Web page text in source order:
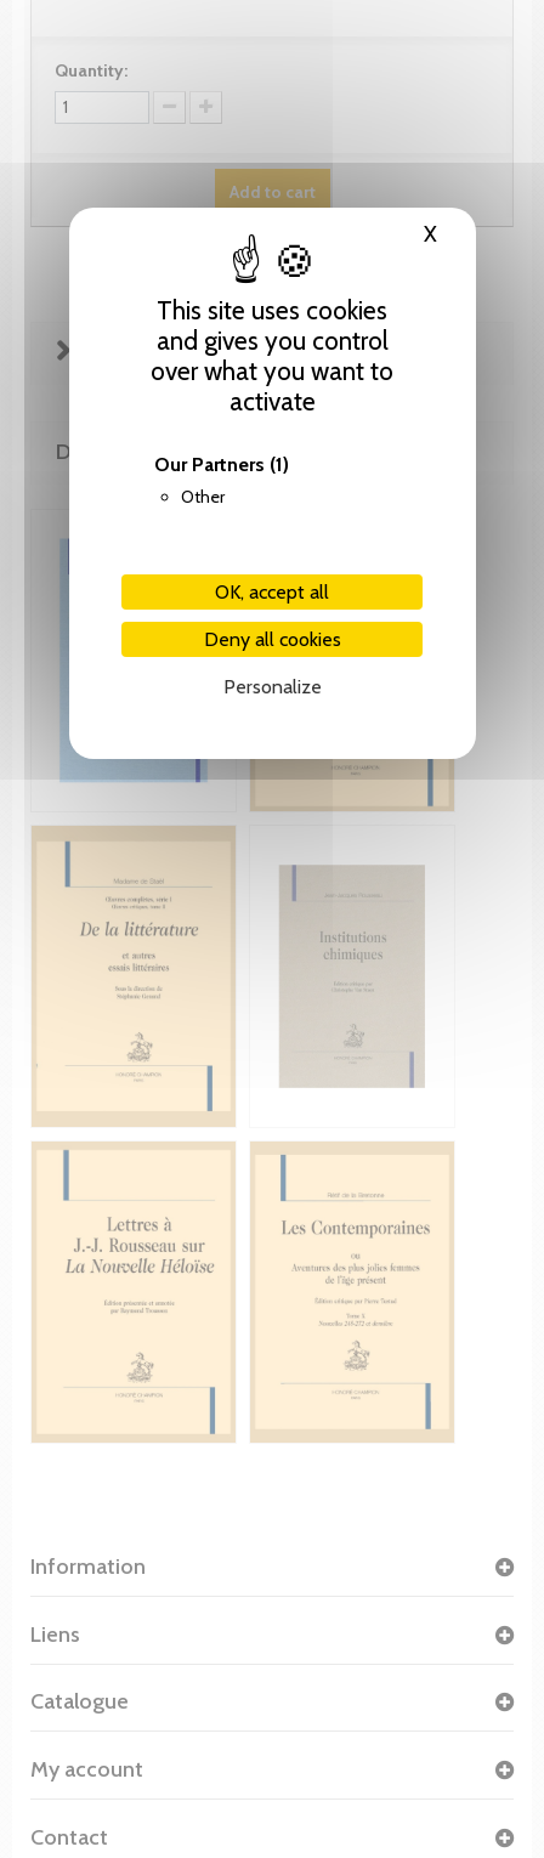
This site uses cookies
and gives you control
over what you want to
activate
Our Partners (1)
Other
OK, accept all
Deny all cookies
Personalize
XHide
Quantity:
Add to cart
FICHE TECHNIQUE
DE LA MÊME COLLECTION
Information
Liens
Catalogue
My account
Contact